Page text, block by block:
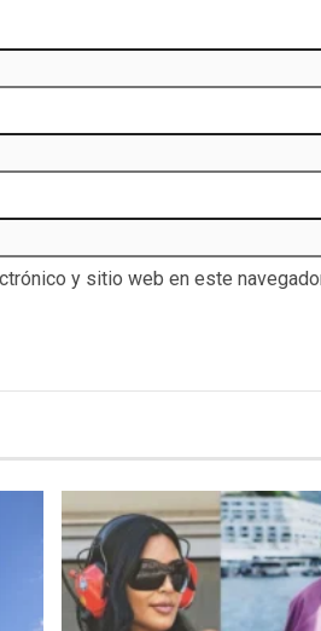
y sitio web en este